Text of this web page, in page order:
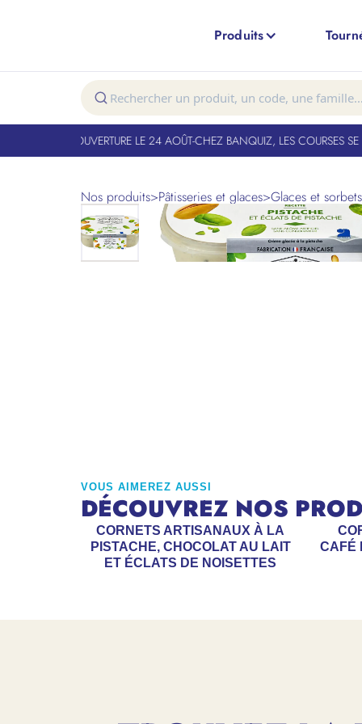
Produits
FERMÉ. RÉOUVERTURE LE 24 AOÛT-CHEZ BANQUIZ, LES COURSES SE
Nos produits>Pâtisseries et glaces>Glaces et sorbets
VOUS AIMEREZ AUSSI
DÉCOUVREZ NOS
CAFÉ
CORNETS ARTISANAUX À LA
PISTACHE, CHOCOLAT AU LAIT
ET ÉCLATS DE NOISETTES